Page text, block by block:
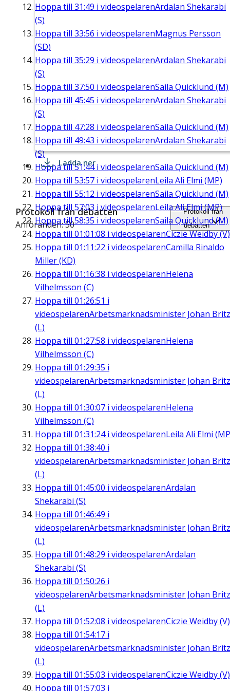
Hoppa till 31:49 i videospelarenArdalan Shekarabi
(S)
Hoppa till 33:56 i videospelarenMagnus Persson
(SD)
Hoppa till 35:29 i videospelarenArdalan Shekarabi
(S)
Hoppa till 37:50 i videospelarenSaila Quicklund (M)
Hoppa till 45:45 i videospelarenArdalan Shekarabi
(S)
Hoppa till 47:28 i videospelarenSaila Quicklund (M)
Hoppa till 49:43 i videospelarenArdalan Shekarabi
(S)
Hoppa till51:44i videospelarenSaila Quicklund (M)
Hoppa till 53:57 i videospelarenLeila Ali Elmi (MP)
Hoppa till 55:12 i videospelarenSaila Quicklund (M)
Hoppa till 57:03 i videospelarenLeila Ali Elmi (MP)
Hoppa till58:35 i videospelarenSaila Quicklund (M)
Hoppa till 01:01:08 i videospelarenCiczie Weidby (V)
Hoppa till 01:11:22 i videospelarenCamilla Rinaldo
Miller (KD)
Hoppa till 01:16:38 i videospelarenHelena
Vilhelmsson (C)
Hoppa till 01:26:51 i
videospelarenArbetsmarknadsminister Johan Britz
(L)
Hoppa till 01:27:58 i videospelarenHelena
Vilhelmsson (C)
Hoppa till 01:29:35 i
videospelarenArbetsmarknadsminister Johan Britz
(L)
Hoppa till 01:30:07 i videospelarenHelena
Vilhelmsson (C)
Hoppa till 01:31:24i videospelarenLeila Ali Elmi
Hoppa till 01:38:40 i
videospelarenArbetsmarknadsminister Johan Britz
(L)
Hoppa till 01:45:00 i videospelarenArdalan
Shekarabi (S)
Hoppa till 01:46:49 i
videospelarenArbetsmarknadsminister Johan Britz
(L)
Hoppa till 01:48:29 i videospelarenArdalan
Shekarabi (S)
Hoppa till 01:50:26 i
videospelarenArbetsmarknadsminister Johan Britz
(L)
Hoppa till 01:52:08 i videospelarenCiczie Weidby (V)
Hoppa till 01:54:17 i
videospelarenArbetsmarknadsminister Johan Britz
(L)
Hoppa till 01:55:03 i videospelarenCiczie Weidby (V)
Hoppa till 01:57:03 i
Ladda ner
Protokoll från debatten
Anföranden: 50
Protokoll från
debatten